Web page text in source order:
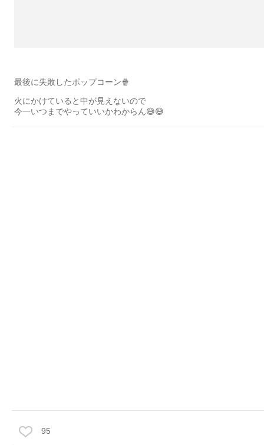
最後に失敗したポップコーン🍿
火にかけていると中が見えないので
今一いつまでやっていいかわからん😅😅
95